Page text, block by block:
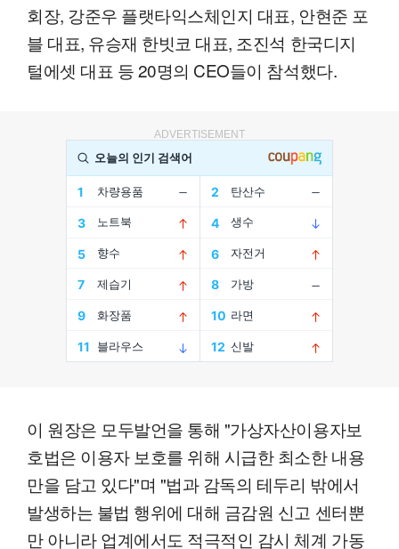
회장, 강준우 플랫타익스체인지 대표, 안현준 포
블 대표, 유승재 한빗코 대표, 조진석 한국디지
털에셋 대표 등 20명의 CEO들이 참석했다.
ADVERTISEMENT
이 원장은 모두발언을 통해 "가상자산이용자보
호법은 이용자 보호를 위해 시급한 최소한 내용
만을 담고 있다"며 "법과 감독의 테두리 밖에서
발생하는 불법 행위에 대해 금감원 신고 센터뿐
만 아니라 업계에서도 적극적인 감시 체계 가동